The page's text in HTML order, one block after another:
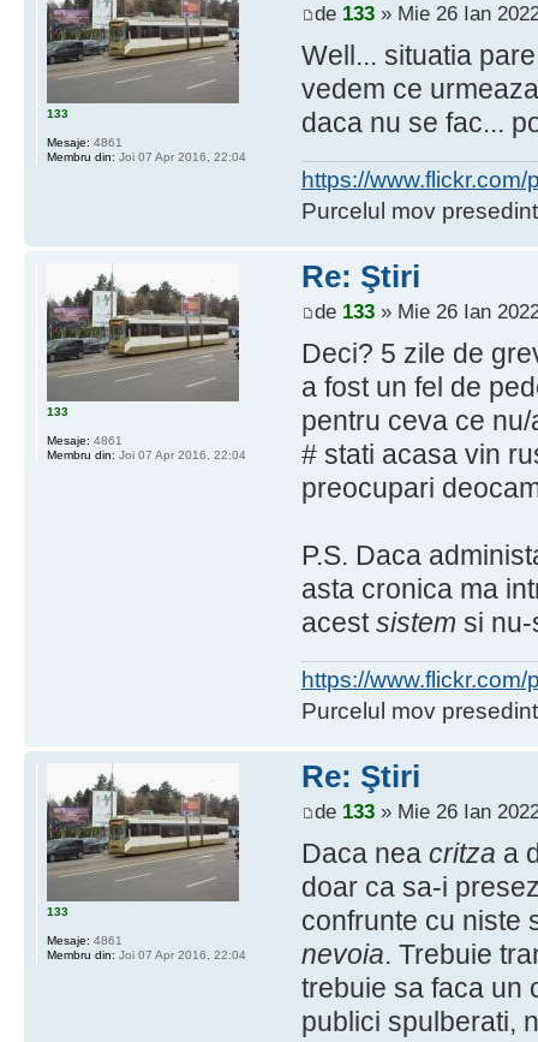
de 133» Mie 26 Ian
Well... situatia
vedem ce
daca nu se fac...
https://
Purcelul mov
133
Mesaje: 4861
Membru din: Joi 07 Apr 2016, 22:04
Re: Ştiri
de 133» Mie 26 Ian
Deci? 5 zile de
a fost un fel de
pentru ceva ce
# stati acasa vin
preocupari
P.S. Daca
asta cronica ma
acestsistem si
https://
Purcelul mov
133
Mesaje: 4861
Membru din: Joi 07 Apr 2016, 22:04
Re: Ştiri
de 133» Mie 26 Ian
Daca nea critza a
doar ca sa-i
confrunte cu niste
nevoia. Trebuie
trebuie sa faca un
publici spulberati,
133
Mesaje: 4861
Membru din: Joi 07 Apr 2016, 22:04